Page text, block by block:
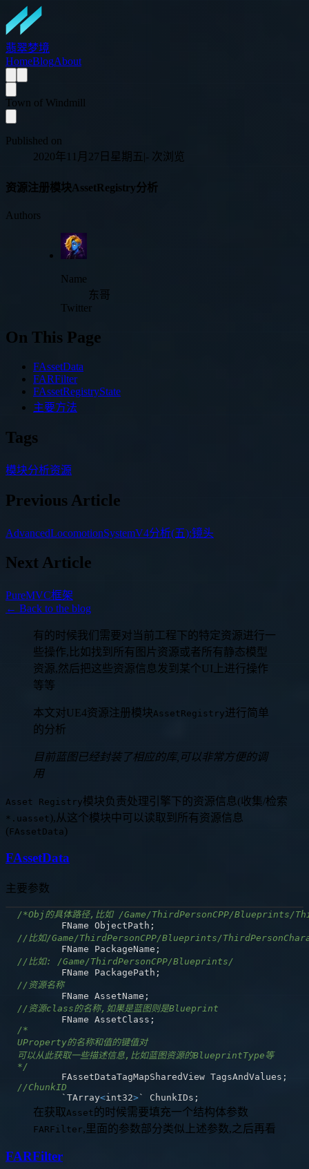
翡翠梦境
HomeBlogAbout
Town of Windmill
Published on
2020年11月27日星期五|- 次浏览
资源注册模块AssetRegistry分析
Authors
Name
东哥
Twitter
On This Page
FAssetData
FARFilter
FAssetRegistryState
主要方法
Tags
模块分析资源
Previous Article
AdvancedLocomotionSystemV4分析(五):镜头
Next Article
PureMVC框架
← Back to the blog
有的时候我们需要对当前工程下的特定资源进行一
些操作,比如找到所有图片资源或者所有静态模型
资源,然后把这些资源信息发到某个UI上进行操作
等等
本文对UE4资源注册模块AssetRegistry进行简单
的分析
目前蓝图已经封装了相应的库,可以非常方便的调
用
Asset Registry模块负责处理引擎下的资源信息(收集/检索
*.uasset ),从这个模块中可以读取到所有资源信息
( FAssetData )
FAssetData
主要参数
/*Obj的具体路径,比如 /Game/ThirdPersonCPP/
	FName ObjectPath
;
//比如/Game/ThirdPersonCPP/Blueprints/
	FName PackageName
;
//比如: /Game/ThirdPersonCPP/Blueprints/
	FName PackagePath
;
//资源名称
	FName AssetName
;
//资源class的名称,如果是蓝图则是Blueprint
	FName AssetClass
;
*/
	FAssetDataTagMapSharedView TagsAndValues
;
//ChunkID
	`TArray
<int32>` ChunkIDs ;
在获取Asset的时候需要填充一个结构体参数
FARFilter,里面的参数部分类似上述参数,之后再看
FARFilter